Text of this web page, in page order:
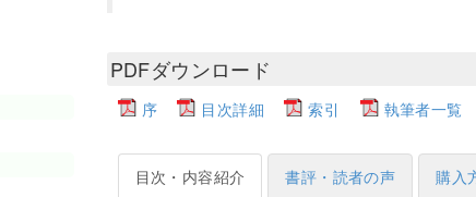
PDFダウンロード
序 目次詳細 索引 執筆者一覧
目次・内容紹介 書評・読者の声 購入